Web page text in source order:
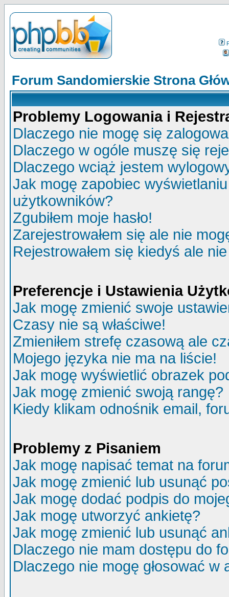
Forum Sandomierskie Strona
Problemy Logowania i
Dlaczego nie mogę się
Dlaczego w ogóle muszę się
Dlaczego wciąż jestem
Jak mogę zapobiec
użytkowników?
Zgubiłem moje hasło!
Zarejestrowałem się ale nie
Rejestrowałem się kiedyś ale
Preferencje i Ustawienia
Jak mogę zmienić swoje
Czasy nie są właściwe!
Zmieniłem strefę czasową ale
Mojego języka nie ma na liście!
Jak mogę wyświetlić obrazek
Jak mogę zmienić swoją rangę?
Kiedy klikam odnośnik email,
Problemy z Pisaniem
Jak mogę napisać temat na
Jak mogę zmienić lub usunąć
Jak mogę dodać podpis do
Jak mogę utworzyć ankietę?
Jak mogę zmienić lub usunąć
Dlaczego nie mam dostępu do
Dlaczego nie mogę głosować w